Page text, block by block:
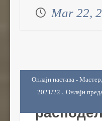
Mar 22,
Онлајн настава - Мастер,
2021/22.,Онлајн
Списак